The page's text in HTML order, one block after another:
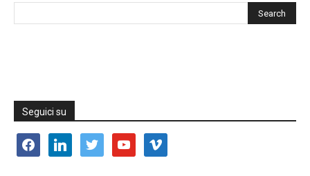
Seguici su
facebooklinkedin twitter youtube vimeo